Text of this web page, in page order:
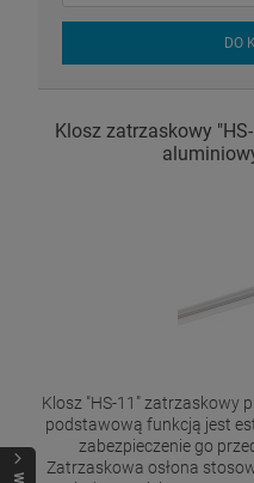
DO
Klosz zatrzaskowy
Klosz "HS-11" zatrzaskowy
podstawową funkcją jest
zabezpieczenie go
Zatrzaskowa osłona